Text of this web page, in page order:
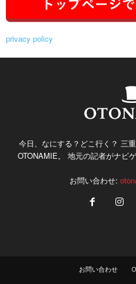
privacy policy
今日、なにする？どこ行く？ 三
OTONAMIE。 地元の記者がナビ
お問い合わせ:
お問い合わせ